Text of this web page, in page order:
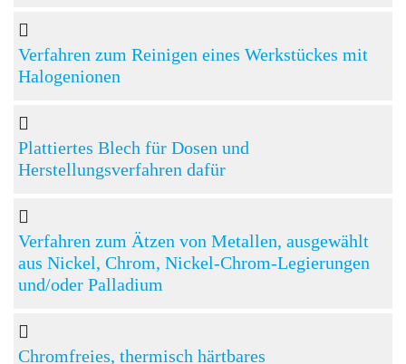
Verfahren zum Reinigen eines Werkstückes mit
Halogenionen
Plattiertes Blech für Dosen und
Herstellungsverfahren dafür
Verfahren zum Ätzen von Metallen, ausgewählt
aus Nickel, Chrom, Nickel-Chrom-Legierungen
und/oder Palladium
Chromfreies, thermisch härtbares